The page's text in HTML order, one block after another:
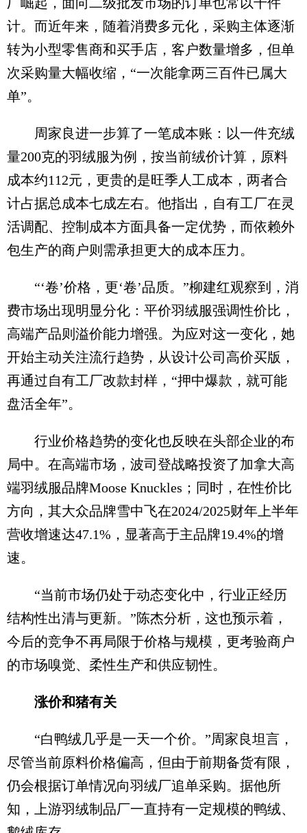
计。而近年来，随着消费多元化，采购主体逐渐
转为小型零售商和买手店，客户数量增多，但单
次采购量大幅收缩，“一次能拿两三百件已属大
单”。
周家良进一步算了一笔成本账：以一件充绒
量200克的羽绒服为例，按当前绒价计算，原料
成本约112元，更贵的是旺季人工成本，两者合
计占据总成本七成左右。他指出，自有工厂在灵
活调配、控制成本方面具备一定优势，而依赖外
包生产的商户则需承担更大的成本压力。
“‘卷’价格，更‘卷’品质。”柳建红观察到，消
费市场出现明显分化：平价羽绒服强调性价比，
高端产品则溢价能力增强。为应对这一变化，她
开始主动关注流行趋势，从设计公司高价买版，
再通过自有工厂改款封样，“押中爆款，就可能
盘活全年”。
行业价格趋势的变化也反映在头部企业的布
局中。在高端市场，波司登战略投资了加拿大高
端羽绒服品牌Moose Knuckles；同时，在性价比
方向，其大众品牌雪中飞在2024/2025财年上半年
营收增速达47.1%，显著高于主品牌19.4%的增
速。
“当前市场仍处于动态变化中，行业正经历
结构性出清与更新。”陈杰分析，这也预示着，
今后的竞争不再局限于价格与规模，更考验商户
的市场嗅觉、柔性生产和供应韧性。
涨价和猪有关
“白鸭绒几乎是一天一个价。”周家良坦言，
尽管当前原料价格偏高，但由于前期备货有限，
仍会根据订单情况向羽绒厂追单采购。据他所
知，上游羽绒制品厂一直持有一定规模的鸭绒、